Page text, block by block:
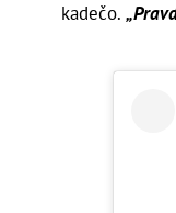
kadečo.